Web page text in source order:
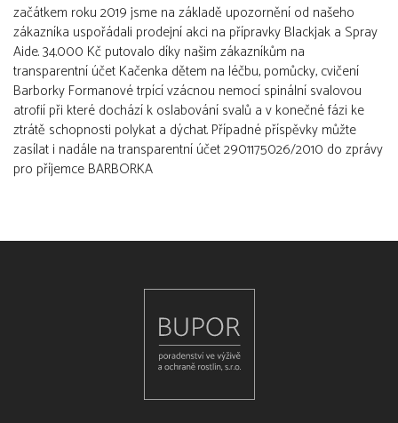
začátkem roku 2019 jsme na základě upozornění od našeho
zákazníka uspořádali prodejní akci na přípravky Blackjak a Spray
Aide. 34.000 Kč putovalo díky našim zákazníkům na
transparentní účet Kačenka dětem na léčbu, pomůcky, cvičení
Barborky Formanové trpící vzácnou nemocí spinální svalovou
atrofií při které dochází k oslabování svalů a v konečné fázi ke
ztrátě schopnosti polykat a dýchat. Případné příspěvky můžte
zasílat i nadále na transparentní účet 2901175026/2010 do zprávy
pro příjemce BARBORKA